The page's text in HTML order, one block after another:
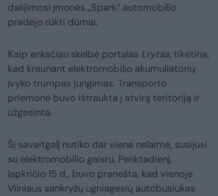
dalijimosi įmonės „Spark“ automobilio
pradėjo rūkti dūmai.
Kaip anksčiau skelbė portalas Lrytas, tikėtina,
kad kraunant elektromobilio akumuliatorių
įvyko trumpas jungimas. Transporto
priemonė buvo ištraukta į atvirą teritoriją ir
užgesinta.
Šį savaitgalį nutiko dar viena nelaimė, susijusi
su elektromobilio gaisru. Penktadienį,
lapkričio 15 d., buvo pranešta, kad vienoje
Vilniaus sankryžų ugniagesių autobusiukas